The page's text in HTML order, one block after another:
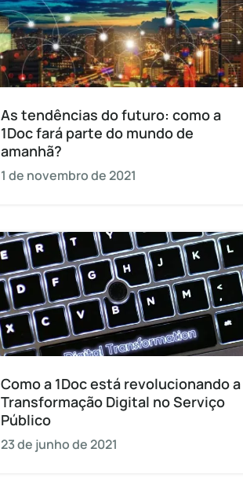
As tendências do futuro: como a
1Doc fará parte do mundo de
amanhã?
1 de novembro de 2021
Como a 1Doc está revolucionando a
Transformação Digital no Serviço
Público
23 de junho de 2021